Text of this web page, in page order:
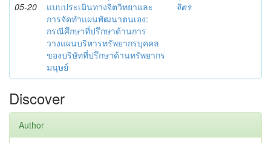
05-20
แบบประเมินทางจิตวิทยาและ
การจัดทำแผนพัฒนาตนเอง:
กรณีศึกษาที่ปรึกษาด้านการ
วางแผนบริหารทรัพยากรบุคคล
ของบริษัทที่ปรึกษาด้านทรัพยากร
มนุษย์
จิตร
Discover
Author